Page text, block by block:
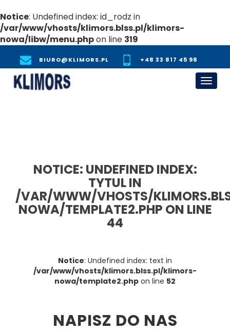
Notice: Undefined index: id_rodz in
/var/www/vhosts/klimors.blss.pl/klimors-
nowa/libw/menu.phpon line 319
BIURO@KLIMORS.PL +48 33 817 45 98
NOTICE: UNDEFINED INDEX:
TYTUL IN
/VAR/WWW/VHOSTS/
NOWA/TEMPLATE2.PHP ON LINE
44
Notice: Undefined index: text in
/var/www/vhosts/klimors.blss.pl/klimors-
nowa/template2.php on line 52
NAPISZ DO NAS